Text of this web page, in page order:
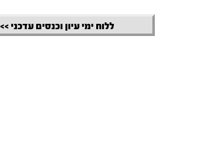
ללוח ימי עיון וכנסים עדכני >>